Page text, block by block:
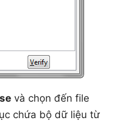
và chọn đến file
chứa bộ dữ liệu từ